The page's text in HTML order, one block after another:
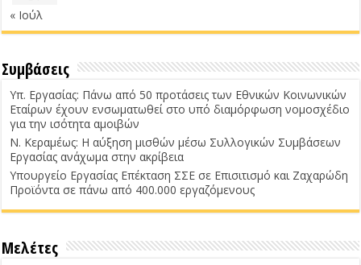
« Ιούλ
Συμβάσεις
Υπ. Εργασίας: Πάνω από 50 προτάσεις των Εθνικών Κοινωνικών
Εταίρων έχουν ενσωματωθεί στο υπό διαμόρφωση νομοσχέδιο
για την ισότητα αμοιβών
Ν. Κεραμέως: Η αύξηση μισθών μέσω Συλλογικών Συμβάσεων
Εργασίας ανάχωμα στην ακρίβεια
Υπουργείο Εργασίας Επέκταση ΣΣΕ σε Επισιτισμό και Ζαχαρώδη
Προϊόντα σε πάνω από 400.000 εργαζόμενους
Μελέτες